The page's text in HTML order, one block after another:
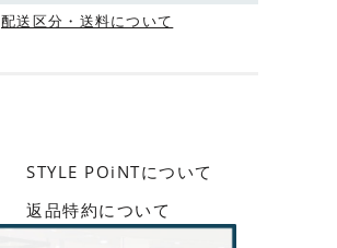
配送区分・送料について
STYLE POiNTについて
返品特約について